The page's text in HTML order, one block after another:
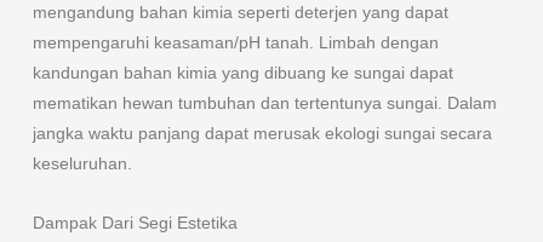
mengandung bahan kimia seperti deterjen yang dapat
mempengaruhi keasaman/pH tanah. Limbah dengan
kandungan bahan kimia yang dibuang ke sungai dapat
mematikan hewan tumbuhan dan tertentunya sungai. Dalam
jangka waktu panjang dapat merusak ekologi sungai secara
keseluruhan.
Dampak Dari Segi Estetika